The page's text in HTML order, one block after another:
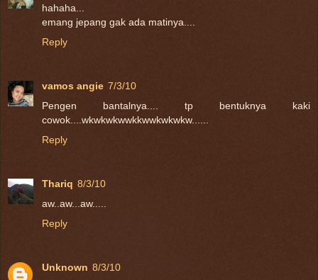
hahaha...
emang jepang gak ada matinya....
Reply
vamos angie 7/3/10
Pengen bantalnya.... tp bentuknya kaki
cowok....wkwkwkwwkkwwkwkwkw......
Reply
Thariq 8/3/10
aw..aw...aw.....
Reply
Unknown 8/3/10